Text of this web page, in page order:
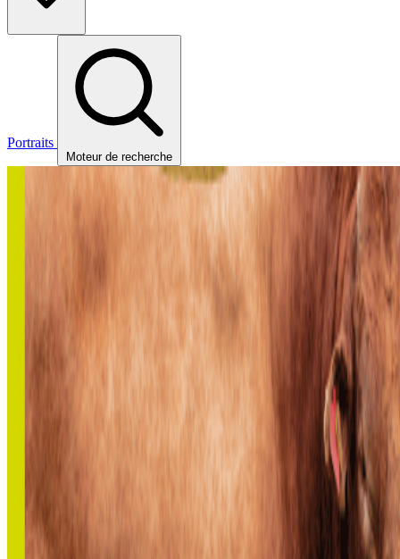
Portraits
Moteur de recherche